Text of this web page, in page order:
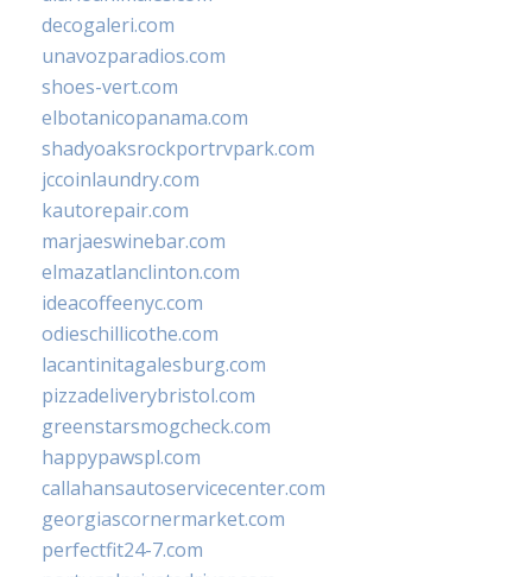
decogaleri.com
unavozparadios.com
shoes-vert.com
elbotanicopanama.com
shadyoaksrockportrvpark.com
jccoinlaundry.com
kautorepair.com
marjaeswinebar.com
elmazatlanclinton.com
ideacoffeenyc.com
odieschillicothe.com
lacantinitagalesburg.com
pizzadeliverybristol.com
greenstarsmogcheck.com
happypawspl.com
callahansautoservicecenter.com
georgiascornermarket.com
perfectfit24-7.com